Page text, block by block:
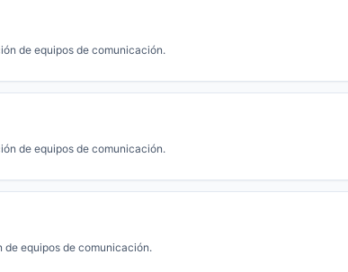
de equipos de comunicación.
de equipos de comunicación.
equipos de comunicación.